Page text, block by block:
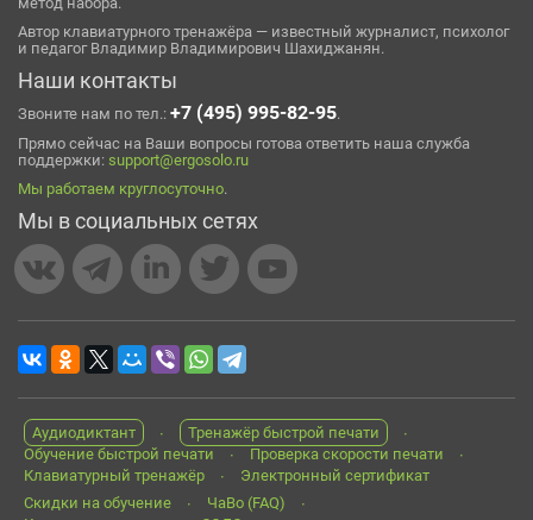
Автор клавиатурного тренажёра — известный журналист, психолог
и педагог Владимир Владимирович Шахиджанян.
Наши контакты
Звоните нам по тел.: +7 (495) 995-82-95.
Прямо сейчас на Ваши вопросы готова ответить наша служба
поддержки: support@ergosolo.ru
Мы работаем круглосуточно.
Мы в социальных сетях
Аудиодиктант
Тренажёр быстрой печати
Обучение быстрой печати
Проверка скорости печати
Клавиатурный тренажёр
Электронный сертификат
Скидки на обучение
ЧаВо (FAQ)